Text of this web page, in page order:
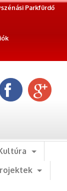
Parkfürdő